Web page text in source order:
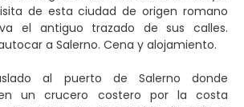
de esta ciudad de origen romano
el antiguo trazado de sus calles.
a Salerno. Cena y alojamiento.
al puerto de Salerno donde
un crucero costero por la costa